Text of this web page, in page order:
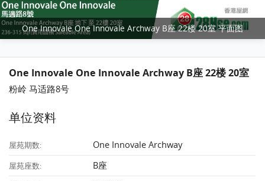
One Innovale One Innovale Archway B座 22楼 20室 平面图
One Innovale One Innovale Archway B座 22楼 20室
粉岭 马适路8号
单位资料
屋苑期数: One Innovale Archway
屋苑座数: B座